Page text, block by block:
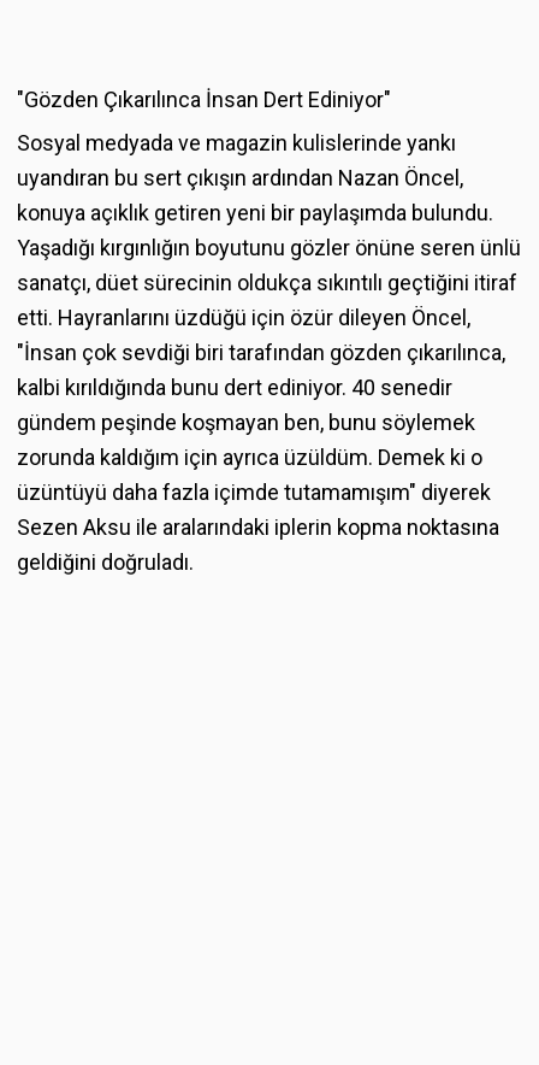
"Gözden Çıkarılınca İnsan Dert Ediniyor"
Sosyal medyada ve magazin kulislerinde yankı
uyandıran bu sert çıkışın ardından Nazan Öncel,
konuya açıklık getiren yeni bir paylaşımda bulundu.
Yaşadığı kırgınlığın boyutunu gözler önüne seren ünlü
sanatçı, düet sürecinin oldukça sıkıntılı geçtiğini itiraf
etti. Hayranlarını üzdüğü için özür dileyen Öncel,
"İnsan çok sevdiği biri tarafından gözden çıkarılınca,
kalbi kırıldığında bunu dert ediniyor. 40 senedir
gündem peşinde koşmayan ben, bunu söylemek
zorunda kaldığım için ayrıca üzüldüm. Demek ki o
üzüntüyü daha fazla içimde tutamamışım" diyerek
Sezen Aksu ile aralarındaki iplerin kopma noktasına
geldiğini doğruladı.